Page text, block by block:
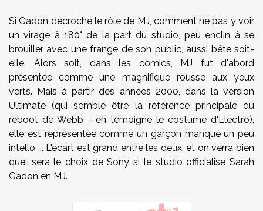
Si Gadon décroche le rôle de MJ, comment ne pas y voir
un virage à 180° de la part du studio, peu enclin à se
brouiller avec une frange de son public, aussi bête soit-
elle. Alors soit, dans les comics, MJ fut d'abord
présentée comme une magnifique rousse aux yeux
verts. Mais à partir des années 2000, dans la version
Ultimate (qui semble être la référence principale du
reboot de Webb - en témoigne le costume d'Electro),
elle est représentée comme un garçon manqué un peu
intello ... L'écart est grand entre les deux, et on verra bien
quel sera le choix de Sony si le studio officialise Sarah
Gadon en MJ.